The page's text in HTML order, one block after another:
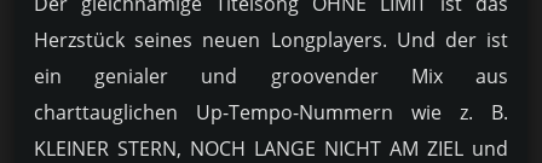
Herzstück seines neuen Longplayers. Und der ist
ein genialer und groovender Mix aus
charttauglichen Up-Tempo-Nummern wie z. B.
KLEINER STERN, NOCH LANGE NICHT AM ZIEL und